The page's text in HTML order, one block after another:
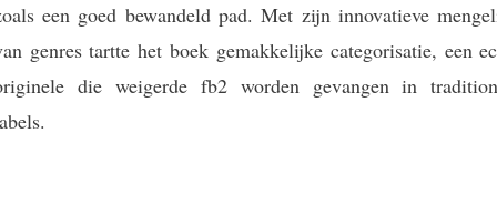
een goed bewandeld pad. Met zijn innovatieve
genres tartte het boek gemakkelijke categorisatie, een
die weigerde fb2 worden gevangen in